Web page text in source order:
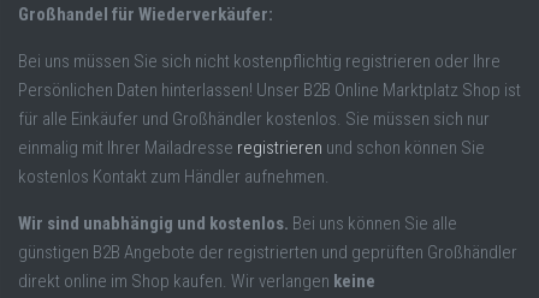
Großhandel für Wiederverkäufer:
Bei uns müssen Sie sich nicht kostenpflichtig registrieren oder Ihre
Persönlichen Daten hinterlassen! Unser B2B Online Marktplatz Shop ist
für alle Einkäufer und Großhändler kostenlos. Sie müssen sich nur
einmalig mit Ihrer Mailadresse registrieren und schon können Sie
kostenlos Kontakt zum Händler aufnehmen.
Wir sind unabhängig und kostenlos. Bei uns können Sie alle
günstigen B2B Angebote der registrierten und geprüften Großhändler
direkt online im Shop kaufen. Wir verlangen keine